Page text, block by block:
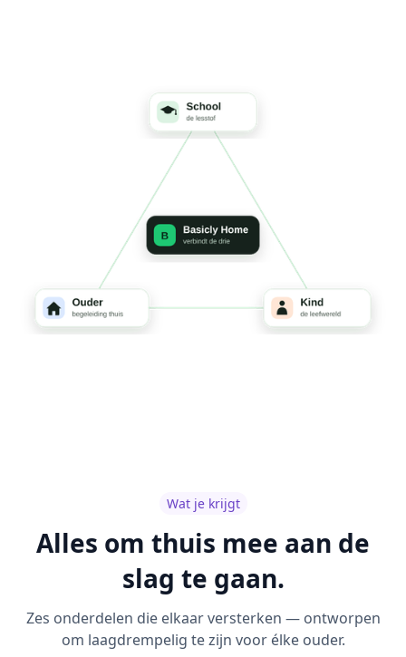
Wat je krijgt
Alles om thuis mee aan de
slag te gaan.
Zes onderdelen die elkaar versterken — ontworpen
om laagdrempelig te zijn voor élke ouder.